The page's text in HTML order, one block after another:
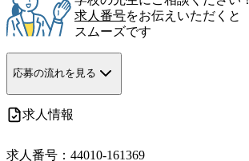
求人番号をお伝えいただくと
スムーズです
応募の流れを見る
求人情報
求人番号： 44010-161369